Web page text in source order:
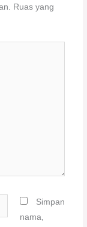
Ruas yang
Simpan
nama,